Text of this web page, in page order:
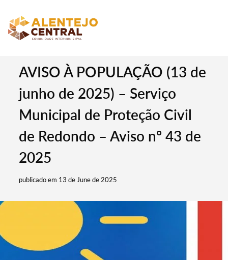
AVISO À POPULAÇÃO (13 de
junho de 2025) – Serviço
Municipal de Proteção Civil
de Redondo – Aviso nº 43 de
2025
publicado em 13 de June de 2025